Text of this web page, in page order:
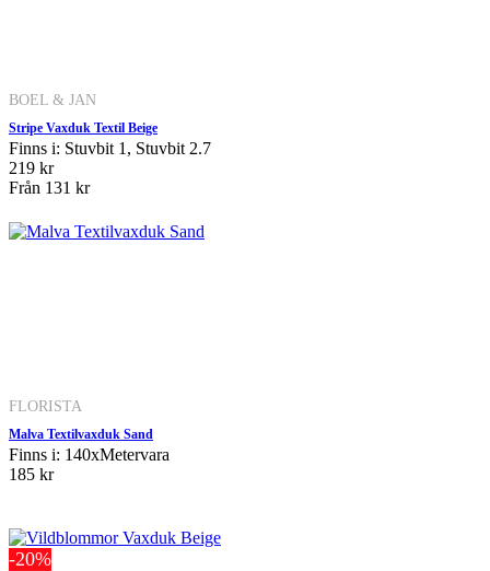
BOEL & JAN
Stripe Vaxduk Textil Beige
Finns i: Stuvbit 1, Stuvbit 2.7
219 kr
Från 131 kr
FLORISTA
Malva Textilvaxduk Sand
Finns i: 140xMetervara
185 kr
-20%